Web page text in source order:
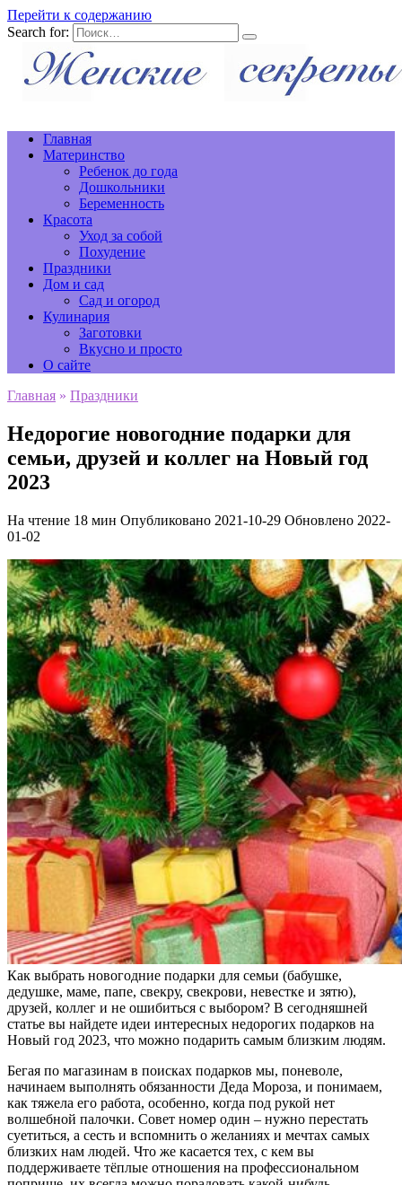
Перейти к содержанию
Search for:
Главная
Материнство
Ребенок до года
Дошкольники
Беременность
Красота
Уход за собой
Похудение
Праздники
Дом и сад
Сад и огород
Кулинария
Заготовки
Вкусно и просто
О сайте
Главная » Праздники
Недорогие новогодние подарки для
семьи, друзей и коллег на Новый год
2023
На чтение 18 мин Опубликовано 2021-10-29 Обновлено 2022-
01-02
Как выбрать новогодние подарки для семьи (бабушке,
дедушке, маме, папе, свекру, свекрови, невестке и зятю),
друзей, коллег и не ошибиться с выбором? В сегодняшней
статье вы найдете идеи интересных недорогих подарков на
Новый год 2023, что можно подарить самым близким людям.
Бегая по магазинам в поисках подарков мы, поневоле,
начинаем выполнять обязанности Деда Мороза, и понимаем,
как тяжела его работа, особенно, когда под рукой нет
волшебной палочки. Совет номер один – нужно перестать
суетиться, а сесть и вспомнить о желаниях и мечтах самых
близких нам людей. Что же касается тех, с кем вы
поддерживаете тёплые отношения на профессиональном